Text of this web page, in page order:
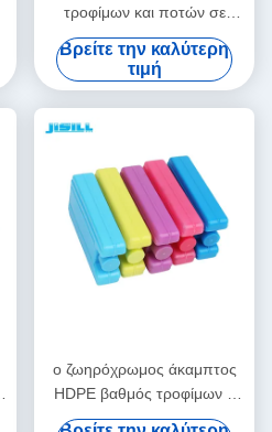
τροφίμων και ποτών σε
κουτιά μεσημεριανού
γεύματος Πικνίκ και άλλα
πολλαπλότυπα φορητά και
επαναχρησιμοποιήσιμα για
κατασκήνωση Αλιεία και
ποτό
Βρείτε την καλύτερη
τιμή
ο ζωηρόχρωμος άκαμπτος
HDPE βαθμός τροφίμων η
πλαστική χρήση πακέτων